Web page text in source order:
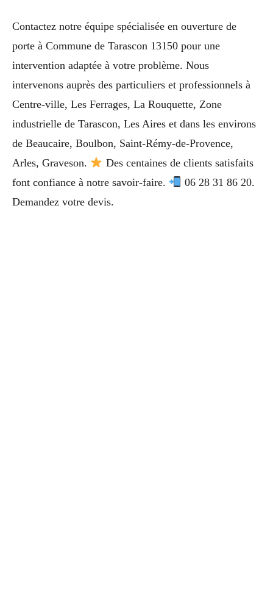
Contactez notre équipe spécialisée en ouverture de
porte à Commune de Tarascon 13150 pour une
intervention adaptée à votre problème. Nous
intervenons auprès des particuliers et professionnels à
Centre-ville, Les Ferrages, La Rouquette, Zone
industrielle de Tarascon, Les Aires et dans les environs
de Beaucaire, Boulbon, Saint-Rémy-de-Provence,
Arles, Graveson.
Des centaines de clients satisfaits
font confiance à notre savoir-faire.
06 28 31 86 20.
Demandez votre devis.